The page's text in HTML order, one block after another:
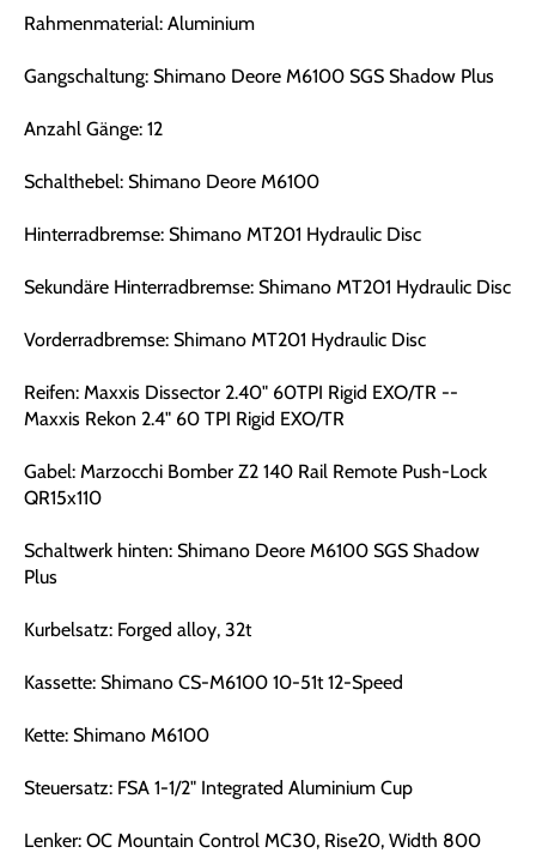
Rahmenmaterial: Aluminium
Gangschaltung: Shimano Deore M6100 SGS Shadow Plus
Anzahl Gänge: 12
Schalthebel: Shimano Deore M6100
Hinterradbremse: Shimano MT201 Hydraulic Disc
Sekundäre Hinterradbremse: Shimano MT201 Hydraulic Disc
Vorderradbremse: Shimano MT201 Hydraulic Disc
Reifen: Maxxis Dissector 2.40" 60TPI Rigid EXO/TR --
Maxxis Rekon 2.4" 60 TPI Rigid EXO/TR
Gabel: Marzocchi Bomber Z2 140 Rail Remote Push-Lock
QR15x110
Schaltwerk hinten: Shimano Deore M6100 SGS Shadow
Plus
Kurbelsatz: Forged alloy, 32t
Kassette: Shimano CS-M6100 10-51t 12-Speed
Kette: Shimano M6100
Steuersatz: FSA 1-1/2" Integrated Aluminium Cup
Lenker: OC Mountain Control MC30, Rise20, Width 800